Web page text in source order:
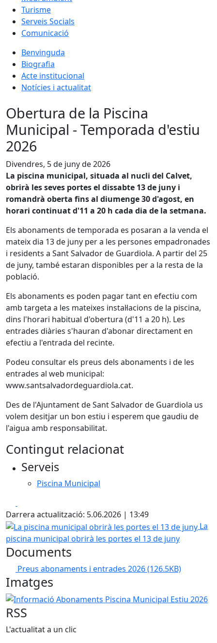
Turisme
Serveis Socials
Comunicació
Benvinguda
Biografia
Acte institucional
Notícies i actualitat
Obertura de la Piscina
Municipal - Temporada d'estiu
2026
Divendres, 5 de juny de 2026
La piscina municipal, situada al nucli del Calvet,
obrirà les seves portes el dissabte 13 de juny i
romandrà oberta fins al diumenge 30 d'agost, en
horari continuat d'11 a 20 h cada dia de la setmana.
Els abonaments de temporada es posaran a la venda el
mateix dia 13 de juny per a les persones empadronades
i residents a Sant Salvador de Guardiola. A partir del 25
de juny, també estaran disponibles per a la resta de la
població.
Els abonaments es poden pagar tant en efectiu com
amb targeta a les mateixes instal·lacions de la piscina,
dins l'horari habitual d'obertura (d'11 a 20 h). Les
entrades diàries s'hauran d'abonar directament en
efectiu a l'entrada del recinte.
Podeu consultar els preus dels abonaments i de les
entrades al web municipal:
www.santsalvadordeguardiola.cat.
Des de l'Ajuntament de Sant Salvador de Guardiola us
volem desitjar un bon estiu i esperem que gaudiu de
l'aigua amb responsabilitat.
Contingut relacionat
Serveis
Piscina Municipal
Darrera actualització: 5.06.2026 | 13:49
La piscina municipal obrirà les portes el 13 de juny
La
piscina municipal obrirà les portes el 13 de juny
Documents
Preus abonaments i entrades 2026(126.5KB)
Imatges
Informació Abonaments Piscina Municipal Estiu 2026
RSS
L'actualitat a un clic